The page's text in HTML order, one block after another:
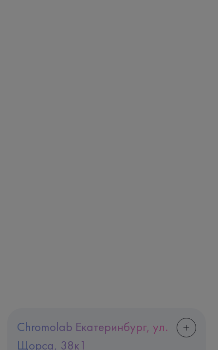
Chromolab Екатеринбург, ул.
Щорса, 38к1